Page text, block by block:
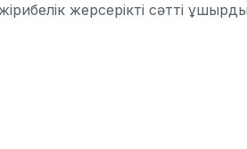
жерсерікті сәтті